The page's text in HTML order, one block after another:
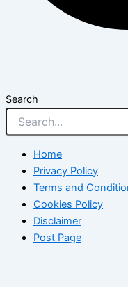
Search
Home
Privacy Policy
Terms and
Cookies Policy
Disclaimer
Post Page